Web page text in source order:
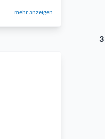
mehr anzeigen
3